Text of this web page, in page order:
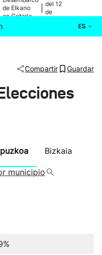
de Elkano
en Getaria
del 12
de
ES
Compartir Guardar
Bizkaia
municipio